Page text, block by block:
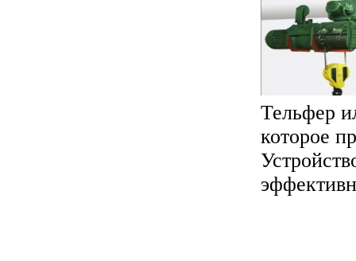
Тельфер
которое